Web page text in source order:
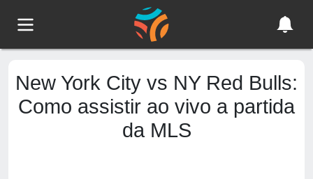
New York City vs NY Red Bulls:
Como assistir ao vivo a partida
da MLS